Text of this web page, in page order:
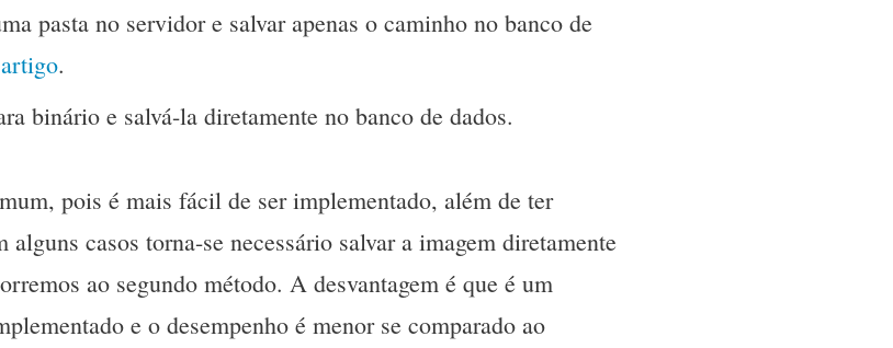
pasta no servidor e salvar apenas o caminho no banco de
.
binário e salvá-la diretamente no banco de dados.
pois é mais fácil de ser implementado, além de ter
alguns casos torna-se necessário salvar a imagem diretamente
ao segundo método. A desvantagem é que é um
e o desempenho é menor se comparado ao